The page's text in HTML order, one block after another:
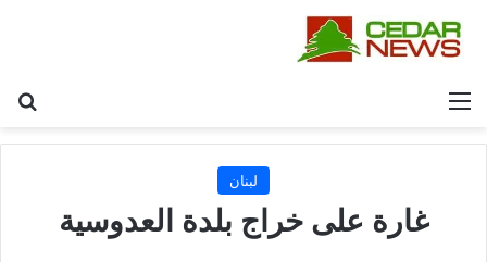
القائمة
لبنان
غارة على خراج بلدة العدوسية